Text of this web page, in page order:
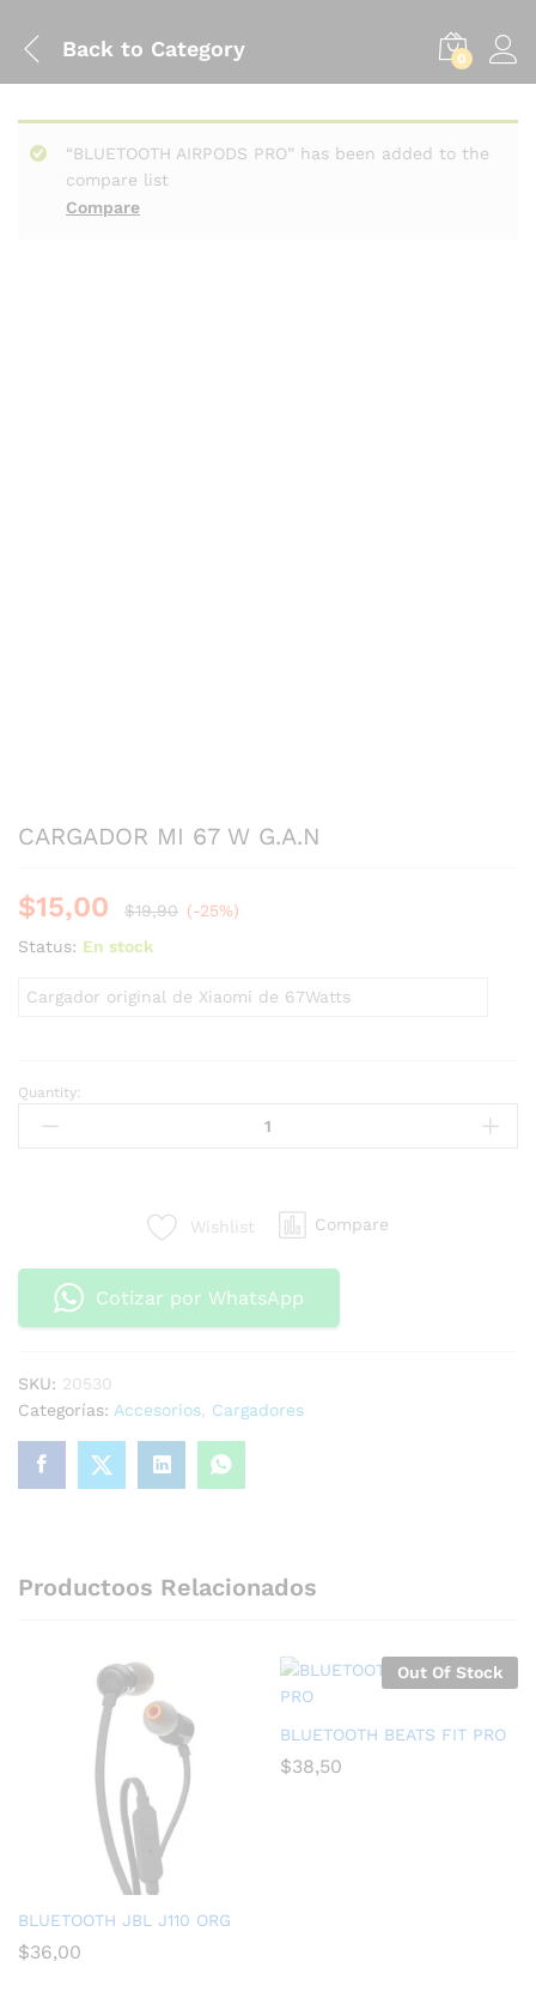
Back to Category 0
Compare
“BLUETOOTH AIRPODS PRO” has been added to the
compare list
CARGADOR MI 67 W G.A.N
$15,00 $19,90 (-25%)
Status: En stock
Cargador original de Xiaomi de 67Watts
Quantity:
Wishlist Compare
Cotizar por WhatsApp
SKU: 20530
Categorías: Accesorios Cargadores
Productoos Relacionados
BLUETOOTH JBL J110 ORG
$36,00
Out Of Stock
BLUETOOTH BEATS FIT PRO
$38,50